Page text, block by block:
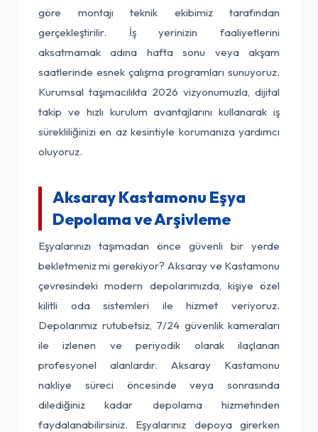
göre montajı teknik ekibimiz tarafından
gerçekleştirilir. İş yerinizin faaliyetlerini
aksatmamak adına hafta sonu veya akşam
saatlerinde esnek çalışma programları sunuyoruz.
Kurumsal taşımacılıkta 2026 vizyonumuzla, dijital
takip ve hızlı kurulum avantajlarını kullanarak iş
sürekliliğinizi en az kesintiyle korumanıza yardımcı
oluyoruz.
Aksaray Kastamonu Eşya
Depolama ve Arşivleme
Eşyalarınızı taşımadan önce güvenli bir yerde
bekletmeniz mi gerekiyor? Aksaray ve Kastamonu
çevresindeki modern depolarımızda, kişiye özel
kilitli oda sistemleri ile hizmet veriyoruz.
Depolarımız rutubetsiz, 7/24 güvenlik kameraları
ile izlenen ve periyodik olarak ilaçlanan
profesyonel alanlardır. Aksaray Kastamonu
nakliye süreci öncesinde veya sonrasında
dilediğiniz kadar depolama hizmetinden
faydalanabilirsiniz. Eşyalarınız depoya girerken